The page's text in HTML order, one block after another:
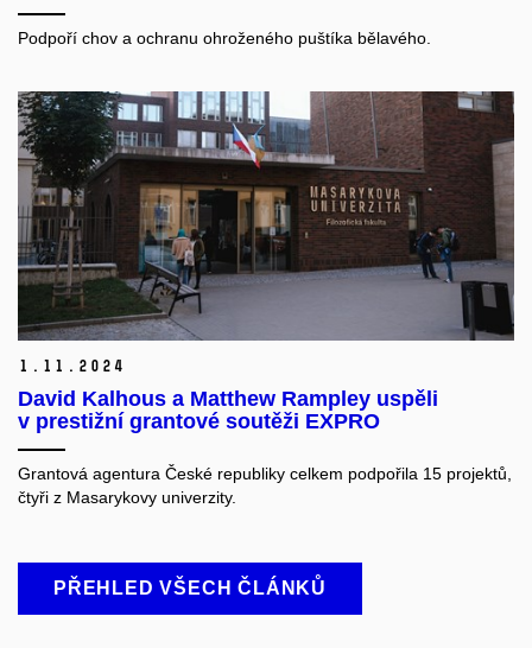
Podpoří chov a ochranu ohroženého puštíka bělavého.
1. 11. 2024
David Kalhous a Matthew Rampley uspěli
v prestižní grantové soutěži EXPRO
Grantová agentura České republiky celkem podpořila 15 projektů,
čtyři z Masarykovy univerzity.
PŘEHLED VŠECH ČLÁNKŮ